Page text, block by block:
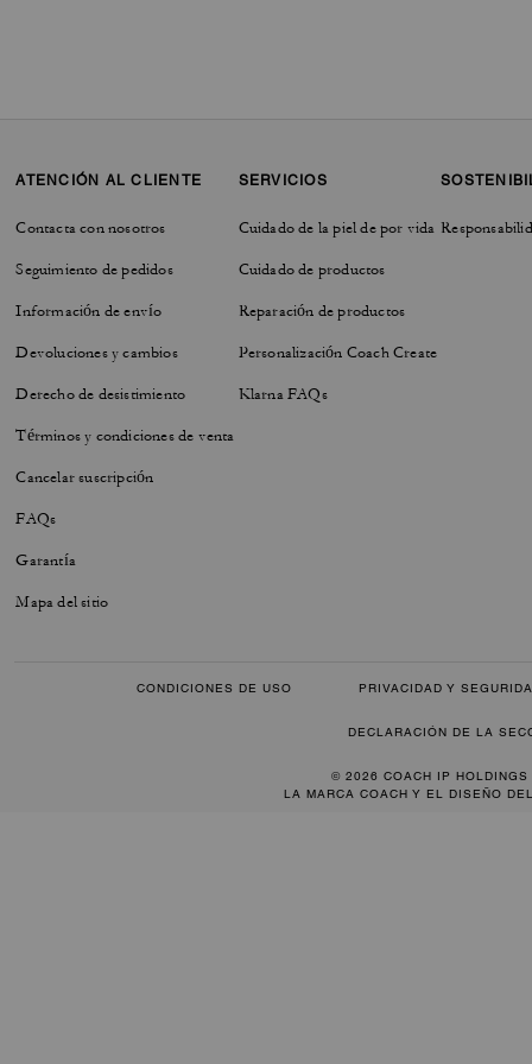
ATENCIÓN AL CLIENTE
Contacta con nosotros
Seguimiento de pedidos
Información de envío
Devoluciones y cambios
Derecho de desistimiento
Términos y condiciones de venta
Cancelar suscripción
FAQs
Garantía
Mapa del sitio
SERVICIOS
Cuidado de la piel de por vida
Cuidado de productos
Reparación de productos
Personalización Coach Create
Klarna FAQs
CONDICIONES DE USO PRIVACIDAD Y
DECLARACIÓN DE LA
© 2026 COACH IP HOLDINGS
LA MARCA COACH Y EL DISEÑO